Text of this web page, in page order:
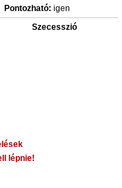
Pontozható: igen
Szecesszió
lépnie!